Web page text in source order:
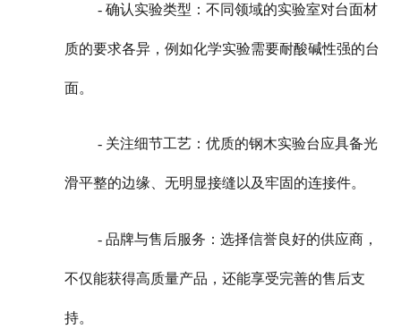
- 确认实验类型：不同领域的实验室对台面材
质的要求各异，例如化学实验需要耐酸碱性强的台
面。
- 关注细节工艺：优质的钢木实验台应具备光
滑平整的边缘、无明显接缝以及牢固的连接件。
- 品牌与售后服务：选择信誉良好的供应商，
不仅能获得高质量产品，还能享受完善的售后支
持。